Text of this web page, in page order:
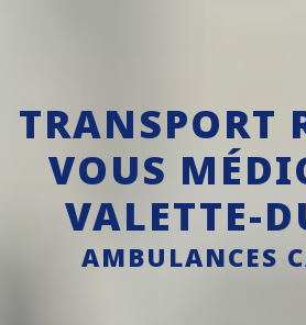
TRANSPORT
VOUS
VALETTE-
AMBULANCES